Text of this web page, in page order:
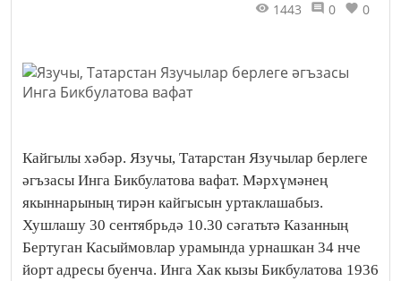
1443 0 0
Кайгылы хәбәр. Язучы, Татарстан Язучылар берлеге
әгъзасы Инга Бикбулатова вафат. Мәрхүмәнең
якыннарының тирән кайгысын уртаклашабыз.
Хушлашу 30 сентябрьдә 10.30 сәгатьтә Казанның
Бертуган Касыймовлар урамында урнашкан 34 нче
йорт адресы буенча. Инга Хак кызы Бикбулатова 1936